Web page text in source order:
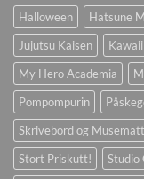
Halloween
Hatsune
Jujutsu Kaisen
Kawaii
My Hero Academia
Pompompurin
Skrivebord og
Stort Priskutt!
Studio